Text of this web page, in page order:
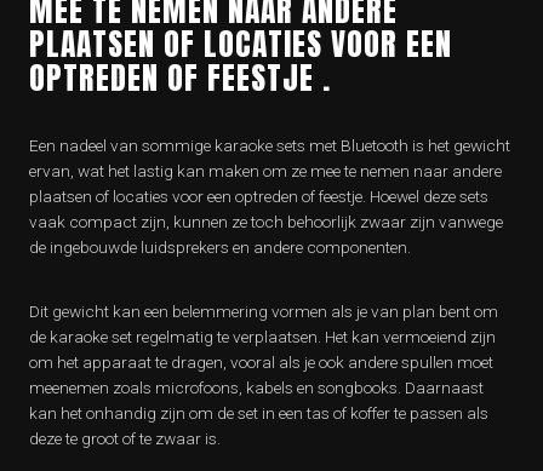
MEE TE NEMEN NAAR ANDERE
PLAATSEN OF LOCATIES VOOR EEN
OPTREDEN OF FEESTJE .
Een nadeel van sommige karaoke sets met Bluetooth is het gewicht
ervan, wat het lastig kan maken om ze mee te nemen naar andere
plaatsen of locaties voor een optreden of feestje. Hoewel deze sets
vaak compact zijn, kunnen ze toch behoorlijk zwaar zijn vanwege
de ingebouwde luidsprekers en andere componenten.
Dit gewicht kan een belemmering vormen als je van plan bent om
de karaoke set regelmatig te verplaatsen. Het kan vermoeiend zijn
om het apparaat te dragen, vooral als je ook andere spullen moet
meenemen zoals microfoons, kabels en songbooks. Daarnaast
kan het onhandig zijn om de set in een tas of koffer te passen als
deze te groot of te zwaar is.